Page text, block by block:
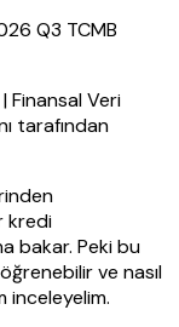
Q3 TCMB
Finansal Veri
tarafından
kredi
bakar. Peki bu
ve nasıl
inceleyelim.